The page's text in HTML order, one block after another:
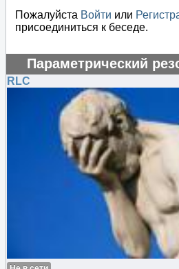
Пожалуйста Войти или
присоединиться к беседе.
Параметрический
RLC